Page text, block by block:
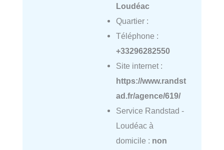
Loudéac
Quartier :
Téléphone :
+33296282550
Site internet :
https://www.randst
ad.fr/agence/619/
Service Randstad -
Loudéac à
domicile : non